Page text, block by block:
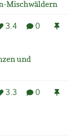
Mischwäldern
3.4 0
und
3.3 0